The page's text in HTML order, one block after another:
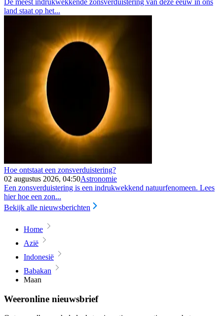
land staat op het...
Hoe ontstaat een zonsverduistering?
02 augustus 2026, 04:50Astronomie
Een zonsverduistering is een indrukwekkend natuurfenomeen. Lees
hier hoe een zon...
Bekijk alle nieuwsberichten
Home
Azië
Indonesië
Babakan
Maan
Weeronline nieuwsbrief